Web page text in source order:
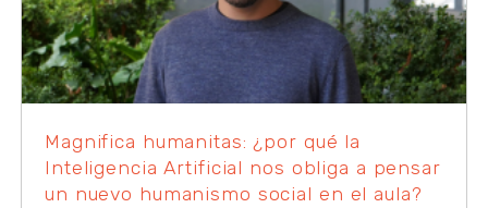
Magnifica humanitas: ¿por qué la
Inteligencia Artificial nos obliga a pensar
un nuevo humanismo social en el aula?